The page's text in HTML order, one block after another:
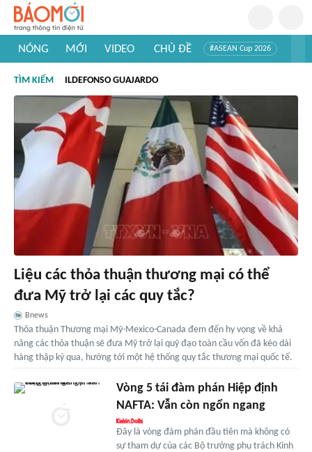
NÓNG MỚI VIDEO CHỦ ĐỀ #ASEAN Cup 2026
#Khám phá thế giới
TÌM KIẾM ILDEFONSO GUAJARDO
Liệu các thỏa thuận thương mại có thể
đưa Mỹ trở lại các quy tắc?
Bnews
Thỏa thuận Thương mại Mỹ-Mexico-Canada đem đến hy vọng về khả
năng các thỏa thuận sẽ đưa Mỹ trở lại quỹ đạo toàn cầu vốn đã kéo dài
hàng thập kỷ qua, hướng tới một hệ thống quy tắc thương mại quốc tế.
Vòng 5 tái đàm phán Hiệp định
NAFTA: Vẫn còn ngổn ngang
Đây là vòng đàm phán đầu tiên mà không có
sự tham dự của các Bộ trưởng phụ trách Kinh